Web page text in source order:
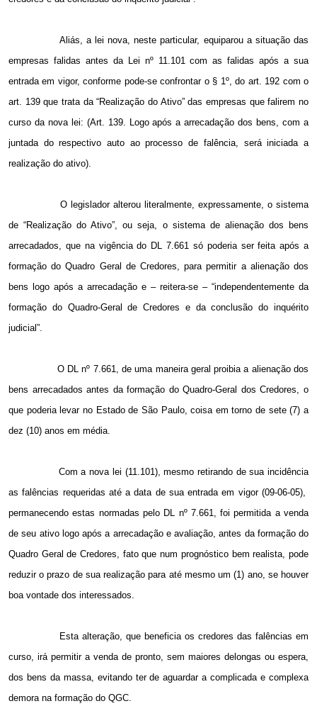
Aliás, a lei nova, neste particular, equiparou a situação das
empresas falidas antes da Lei nº 11.101 com as falidas após a sua
entrada em vigor, conforme pode-se confrontar o § 1º, do art. 192 com o
art. 139 que trata da “Realização do Ativo” das empresas que falirem no
curso da nova lei: (Art. 139. Logo após a arrecadação dos bens, com a
juntada do respectivo auto ao processo de falência, será iniciada a
realização do ativo).
O legislador alterou literalmente, expressamente, o sistema
de “Realização do Ativo”, ou seja, o sistema de alienação dos bens
arrecadados, que na vigência do DL 7.661 só poderia ser feita após a
formação do Quadro Geral de Credores, para permitir a alienação dos
bens logo após a arrecadação e – reitera-se – “independentemente da
formação do Quadro-Geral de Credores e da conclusão do inquérito
judicial”.
O DL nº 7.661, de uma maneira geral proibia a alienação dos
bens arrecadados antes da formação do Quadro-Geral dos Credores, o
que poderia levar no Estado de São Paulo, coisa em torno de sete (7) a
dez (10) anos em média.
Com a nova lei (11.101), mesmo retirando de sua incidência
as falências requeridas até a data de sua entrada em vigor (09-06-05),
permanecendo estas normadas pelo DL nº 7.661, foi permitida a venda
de seu ativo logo após a arrecadação e avaliação, antes da formação do
Quadro Geral de Credores, fato que num prognóstico bem realista, pode
reduzir o prazo de sua realização para até mesmo um (1) ano, se houver
boa vontade dos interessados.
Esta alteração, que beneficia os credores das falências em
curso, irá permitir a venda de pronto, sem maiores delongas ou espera,
dos bens da massa, evitando ter de aguardar a complicada e complexa
demora na formação do QGC.